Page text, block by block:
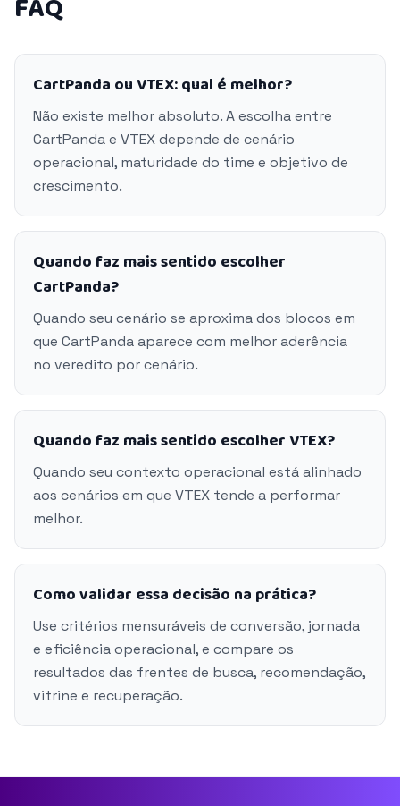
FAQ
CartPanda ou VTEX: qual é melhor?
Não existe melhor absoluto. A escolha entre
CartPanda e VTEX depende de cenário
operacional, maturidade do time e objetivo de
crescimento.
Quando faz mais sentido escolher
CartPanda?
Quando seu cenário se aproxima dos blocos em
que CartPanda aparece com melhor aderência
no veredito por cenário.
Quando faz mais sentido escolher VTEX?
Quando seu contexto operacional está alinhado
aos cenários em que VTEX tende a performar
melhor.
Como validar essa decisão na prática?
Use critérios mensuráveis de conversão, jornada
e eficiência operacional, e compare os
resultados das frentes de busca, recomendação,
vitrine e recuperação.